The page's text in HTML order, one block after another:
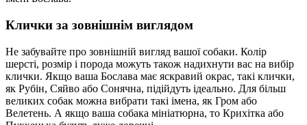
Клички за зовнішнім виглядом
Не забувайте про зовнішній вигляд вашої собаки. Колір
шерсті, розмір і порода можуть також надихнути вас на вибір
клички. Якщо ваша Бослава має яскравий окрас, такі клички,
як Рубін, Сяйво або Сонячна, підійдуть ідеально. Для більш
великих собак можна вибрати такі імена, як Гром або
Велетень. А якщо ваша собака мініатюрна, то Крихітка або